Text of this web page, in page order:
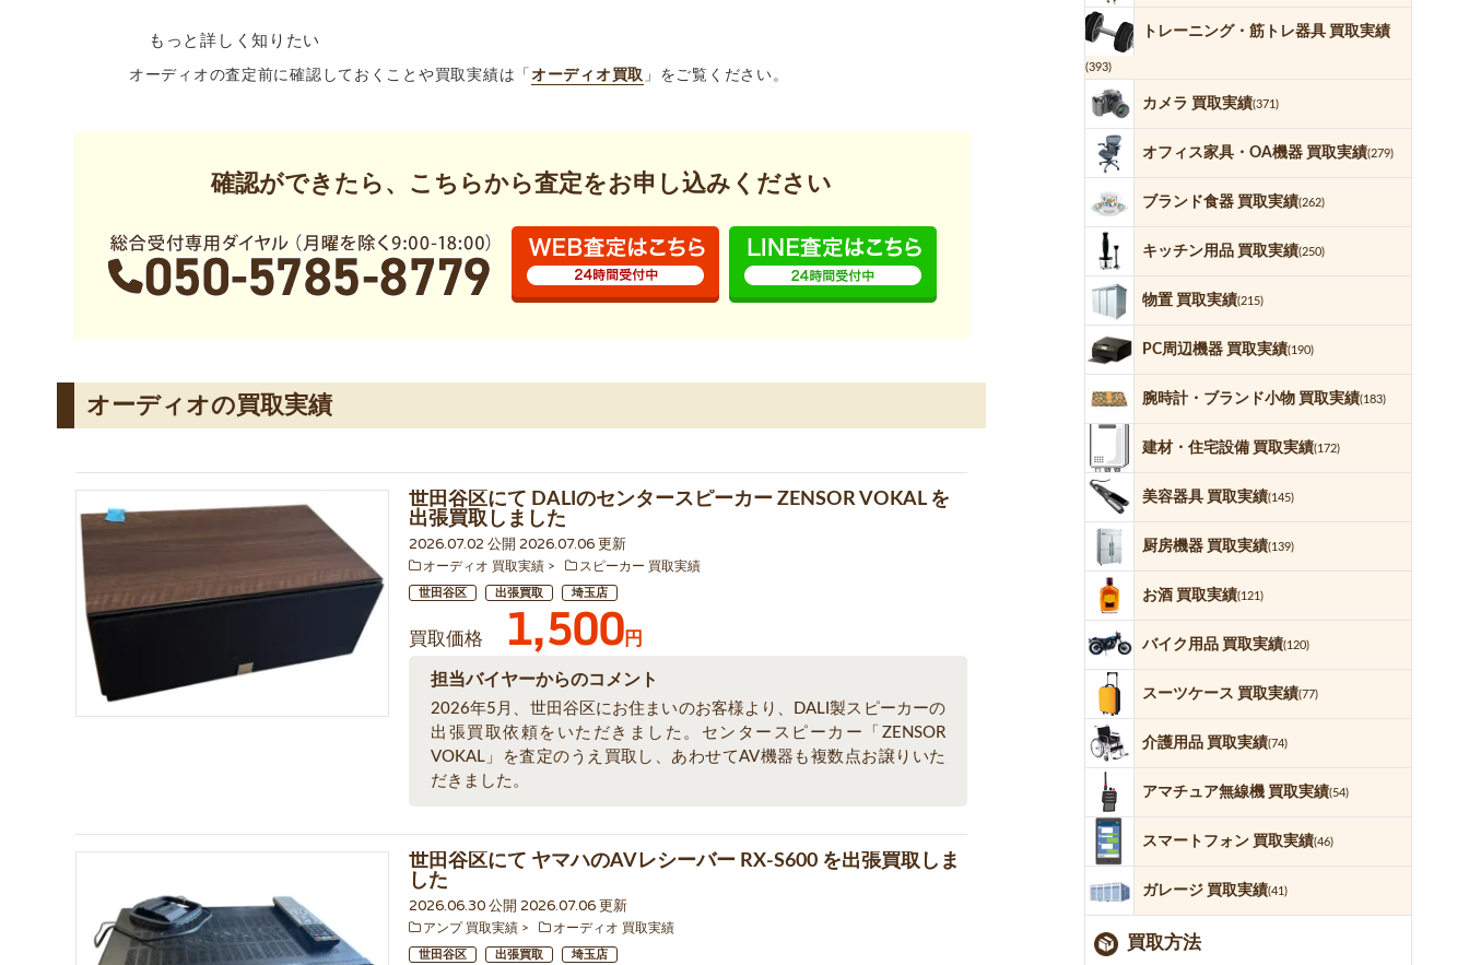
もっと詳しく知りたい
オーディオの査定前に確認しておくことや買取実績は「 オーディオ買取 」をご覧ください。
確認ができたら、こちらから査定をお申し込みください
オーディオの買取実績
世田谷区にて DALIのセンタースピーカー ZENSOR VOKAL を
出張買取しました
2026.07.02 公開 2026.07.06 更新
オーディオ 買取実績 スピーカー 買取実績
世田谷区 出張買取 埼玉店
買取価格 1,500円
担当バイヤーからのコメント
2026年5月、世田谷区にお住まいのお客様より、DALI製スピーカーの
出張買取依頼をいただきました。センタースピーカー「ZENSOR
VOKAL」を査定のうえ買取し、あわせてAV機器も複数点お譲りいた
だきました。
世田谷区にて ヤマハのAVレシーバー RX-S600 を出張買取しま
した
2026.06.30 公開 2026.07.06 更新
アンプ 買取実績 オーディオ 買取実績
世田谷区 出張買取 埼玉店
トレーニング・筋トレ器具 買取実績
(393)
カメラ 買取実績(371)
オフィス家具・OA機器 買取実績(279)
ブランド食器 買取実績(262)
キッチン用品 買取実績(250)
物置 買取実績(215)
PC周辺機器 買取実績(190)
腕時計・ブランド小物 買取実績(183)
建材・住宅設備 買取実績(172)
美容器具 買取実績(145)
厨房機器 買取実績(139)
お酒 買取実績(121)
バイク用品 買取実績(120)
スーツケース 買取実績(77)
介護用品 買取実績(74)
アマチュア無線機 買取実績(54)
スマートフォン 買取実績(46)
ガレージ 買取実績(41)
買取方法